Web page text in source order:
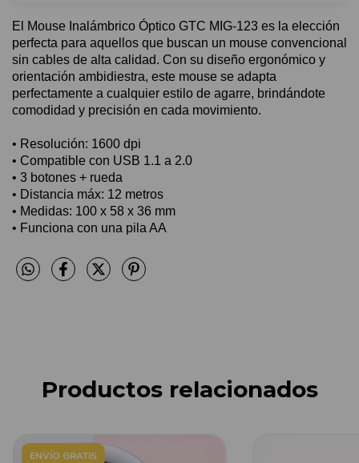
El Mouse Inalámbrico Óptico GTC MIG-123 es la elección
perfecta para aquellos que buscan un mouse convencional
sin cables de alta calidad. Con su diseño ergonómico y
orientación ambidiestra, este mouse se adapta
perfectamente a cualquier estilo de agarre, brindándote
comodidad y precisión en cada movimiento.
• Resolución: 1600 dpi
• Compatible con USB 1.1 a 2.0
• 3 botones + rueda
• Distancia máx: 12 metros
• Medidas: 100 x 58 x 36 mm
• Funciona con una pila AA
Productos relacionados
ENVÍO GRATIS